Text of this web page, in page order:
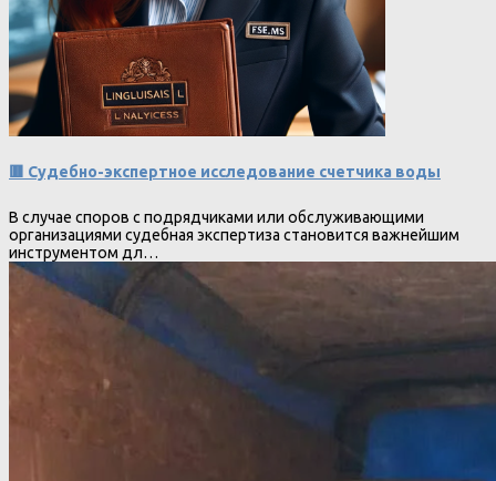
🟥 Судебно-экспертное исследование счетчика воды
В случае споров с подрядчиками или обслуживающими
организациями судебная экспертиза становится важнейшим
инструментом дл…